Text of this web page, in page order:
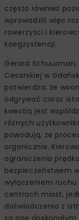
często również
wprowadzili więc
rowerzyści i
koegzystencji.
Gerard
Cesarskiej w
potwierdza, że
odgrywać coraz
kwestią jest
różnych
powodują, że
organicznie.
ograniczenia
bezpieczeństwem
wyłączeniem
centrach miast,
doświadczenia z
są one